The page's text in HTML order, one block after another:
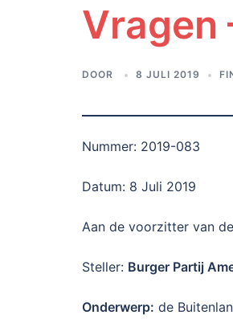
Vragen
DOOR 8 JULI 2019
Nummer: 2019-083
Datum: 8 Juli 2019
Aan de voorzitter van
Steller: Burger Partij
Onderwerp: de